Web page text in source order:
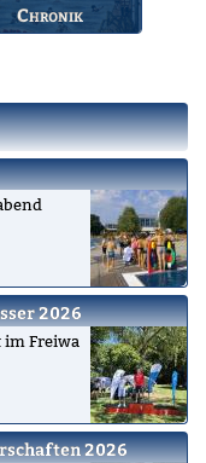
2026
im Freiwa
2026
Chronik